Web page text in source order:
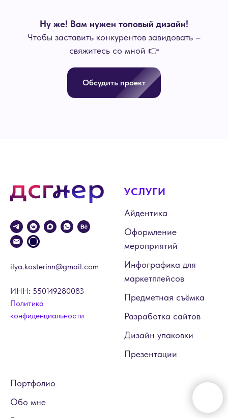
Ну же! Вам нужен топовый дизайн!
Чтобы заставить конкурентов завидовать –
свяжитесь со мной 👉
Обсудить проект
ilya.kosterinn@gmail.com
ИНН: 550149280083
Политика
конфиденциальности
УСЛУГИ
Айдентика
Оформление
мероприятий
Инфографика для
маркетплейсов
Предметная съёмка
Разработка сайтов
Дизайн упаковки
Презентации
Портфолио
Обо мне